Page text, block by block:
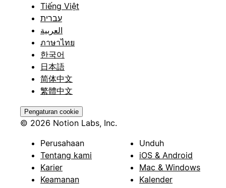
Tiếng Việt
עברית
العربية
ภาษาไทย
한국어
日本語
简体中文
繁體中文
Pengaturan cookie
© 2026 Notion Labs, Inc.
Perusahaan
Tentang kami
Karier
Keamanan
Unduh
iOS & Android
Mac & Windows
Kalender